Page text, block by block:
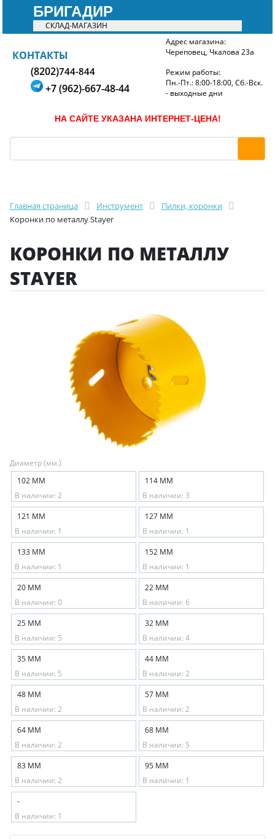
БРИГАДИР
СКЛАД-МАГАЗИН
БРИГАДИР
КОНТАКТЫ
(8202)744-844
+7 (962)-667-48-44
Адрес магазина:
Череповец, Чкалова 23а
Режим работы:
Пн.-Пт.: 8:00-18:00, Сб.-Вск.
- выходные дни
НА САЙТЕ УКАЗАНА ИНТЕРНЕТ-ЦЕНА!
Главная страница Инструмент
Пилки, коронки
Коронки по металлу Stayer
КОРОНКИ ПО МЕТАЛЛУ
STAYER
Диаметр (мм.)
102 ММ
В наличии: 2
114 ММ
В наличии: 3
121 ММ
В наличии: 1
127 ММ
В наличии: 1
133 ММ
В наличии: 1
152 ММ
В наличии: 1
20 ММ
В наличии: 0
22 ММ
В наличии: 6
25 ММ
В наличии: 5
32 ММ
В наличии: 4
35 ММ
В наличии: 5
44 ММ
В наличии: 2
48 ММ
В наличии: 2
57 ММ
В наличии: 2
64 ММ
В наличии: 2
68 ММ
В наличии: 5
83 ММ
В наличии: 2
95 ММ
В наличии: 1
-
В наличии: 1